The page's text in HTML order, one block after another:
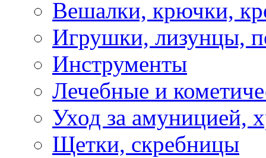
Вешалки, крючки,
Игрушки, лизунцы,
Инструменты
Лечебные и
Уход за амуницией,
Щетки, скребницы